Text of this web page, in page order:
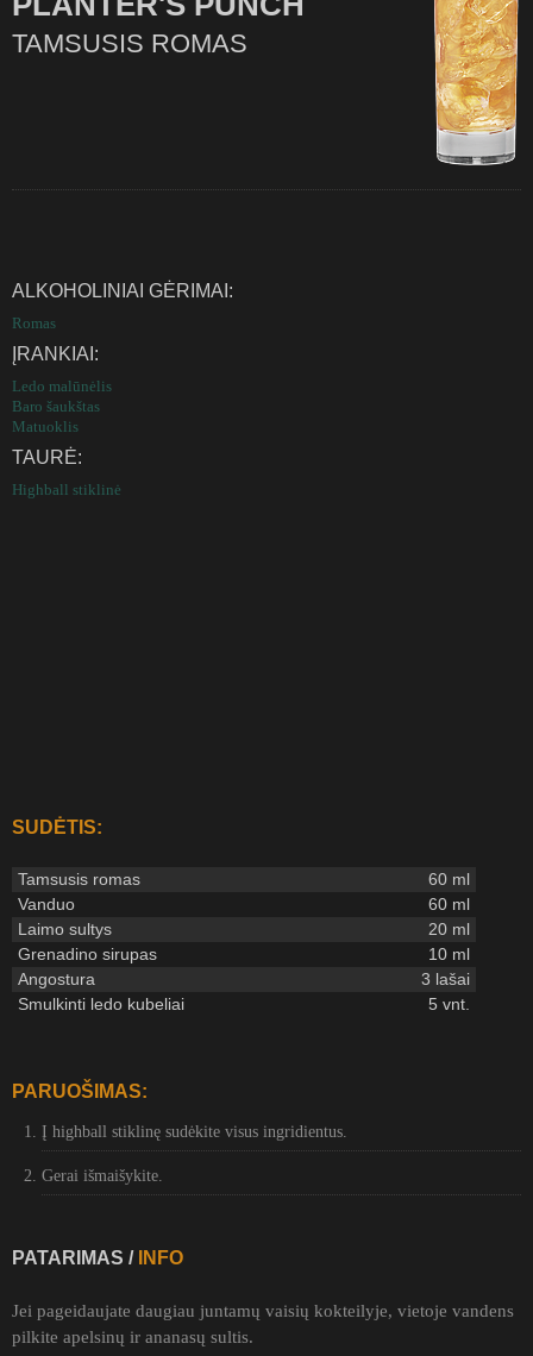
TAMSUSIS ROMAS
ALKOHOLINIAI GĖRIMAI:
Romas
ĮRANKIAI:
Ledo malūnėlis
Baro šaukštas
Matuoklis
TAURĖ:
Highball stiklinė
SUDĖTIS:
Tamsusis romas
60 ml
Vanduo
60 ml
Laimo sultys
20 ml
Grenadino sirupas
10 ml
Angostura
3 lašai
Smulkinti ledo kubeliai
5 vnt.
PARUOŠIMAS:
Į highball stiklinę sudėkite visus ingridientus.
Gerai išmaišykite.
PATARIMAS / INFO
Jei pageidaujate daugiau juntamų vaisių kokteilyje, vietoje vandens
pilkite apelsinų ir ananasų sultis.